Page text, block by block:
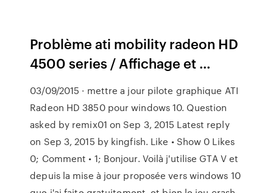
Problème ati mobility radeon HD
4500 series / Affichage et ...
03/09/2015 · mettre a jour pilote graphique ATI
Radeon HD 3850 pour windows 10. Question
asked by remix01 on Sep 3, 2015 Latest reply
on Sep 3, 2015 by kingfish. Like • Show 0 Likes
0; Comment • 1; Bonjour. Voilà j'utilise GTA V et
depuis la mise à jour proposée vers windows 10